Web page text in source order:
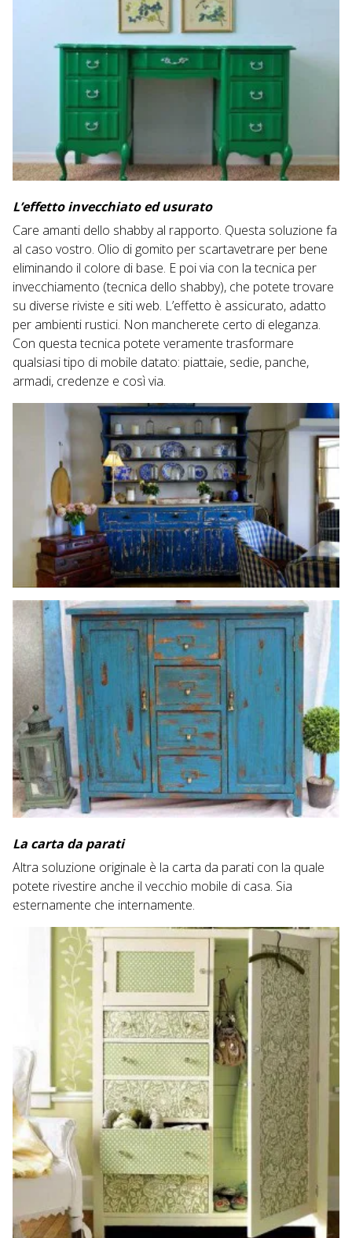
L’effetto invecchiato ed usurato
Care amanti dello shabby al rapporto. Questa soluzione fa
al caso vostro. Olio di gomito per scartavetrare per bene
eliminando il colore di base. E poi via con la tecnica per
invecchiamento (tecnica dello shabby), che potete trovare
su diverse riviste e siti web. L’effetto è assicurato, adatto
per ambienti rustici. Non mancherete certo di eleganza.
Con questa tecnica potete veramente trasformare
qualsiasi tipo di mobile datato: piattaie, sedie, panche,
armadi, credenze e così via.
La carta da parati
Altra soluzione originale è la carta da parati con la quale
potete rivestire anche il vecchio mobile di casa. Sia
esternamente che internamente.